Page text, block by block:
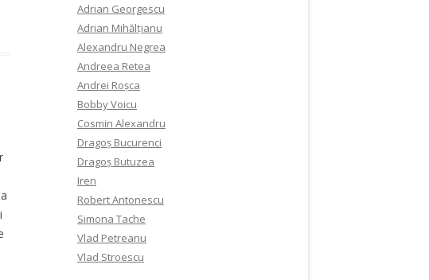
Adrian Georgescu
Adrian Mihălțianu
Alexandru Negrea
Andreea Retea
Andrei Roșca
Bobby Voicu
Cosmin Alexandru
Dragoș Bucurenci
Dragoș Butuzea
Iren
Robert Antonescu
Simona Tache
Vlad Petreanu
Vlad Stroescu